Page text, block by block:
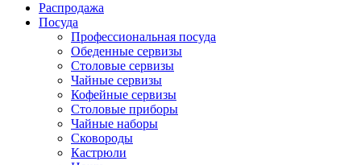
Распродажа
Посуда
Профессиональная посуда
Обеденные сервизы
Столовые сервизы
Чайные сервизы
Кофейные сервизы
Столовые приборы
Чайные наборы
Сковороды
Кастрюли